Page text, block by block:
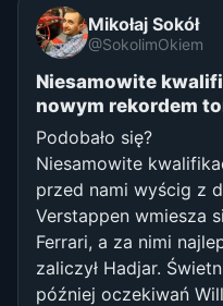
Mikołaj Sokół
@SokolimOkiem
Niesamowite
nowym rekordem
Podobało się?
Niesamowite
przed nami wyścig z
Verstappen wmiesza
Ferrari, a za nimi
zaliczył Hadjar.
później oczekiwań